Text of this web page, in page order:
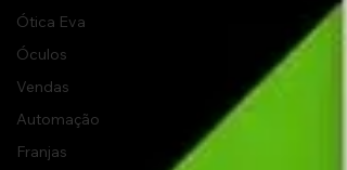
Ótica Eva
Óculos
Vendas
Automação
Franjas